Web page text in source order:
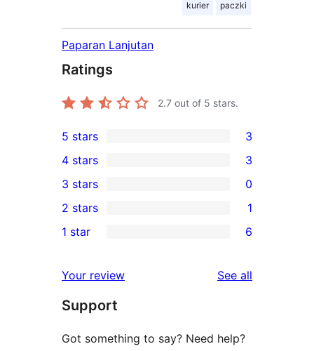
kurier paczki
Paparan Lanjutan
Ratings
2.7 out of 5 stars.
3
5-
star
reviews
5 stars 3
4-
star
reviews
4 stars 3
0
3-
star
3 stars 0
2-
review
2 stars 1
star
reviews
1 star 6
Your review See all
Support
Got something to say? Need help?